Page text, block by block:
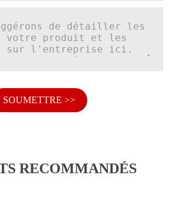
SOUMETTRE >>
RECOMMANDÉS